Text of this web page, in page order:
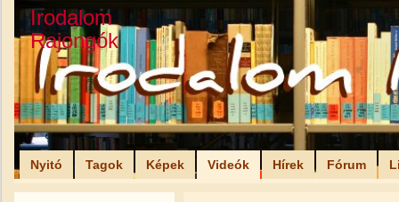
Irodalom
Rajongók
Nyitó Tagok Képek Videók Hírek Fórum